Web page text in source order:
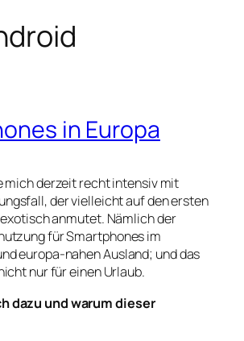
in Europa
mich derzeit recht intensiv mit
der vielleicht auf den ersten
anmutet. Nämlich der
für Smartphones im
europa-nahen Ausland; und das
nur für einen Urlaub.
dazu und warum dieser